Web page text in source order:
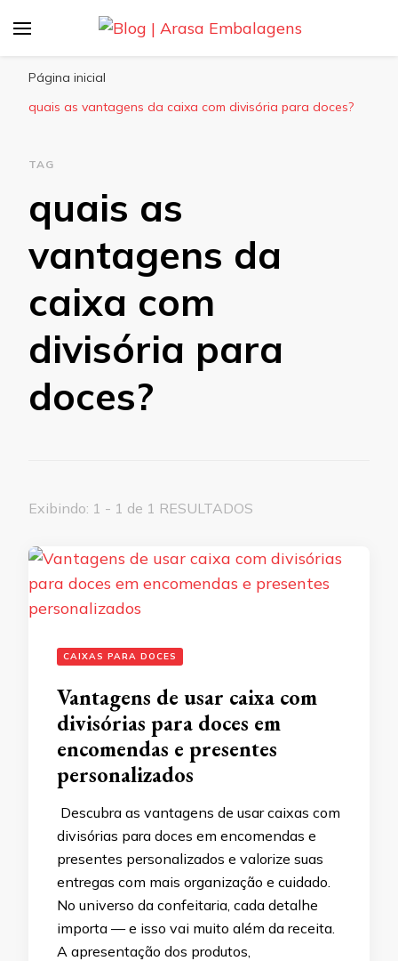
pizzas, doces e salgados. Tudo para seu
comércio com a qualidade Arasa. Leia nossos
Página inicial
quais as vantagens da caixa com divisória para doces?
TAG
quais as
vantagens da
caixa com
divisória para
doces?
Exibindo: 1 - 1 de 1 RESULTADOS
CAIXAS PARA DOCES
Vantagens de usar caixa com
divisórias para doces em
encomendas e presentes
personalizados
Descubra as vantagens de usar caixas com
divisórias para doces em encomendas e
presentes personalizados e valorize suas
entregas com mais organização e cuidado.
No universo da confeitaria, cada detalhe
importa — e isso vai muito além da receita.
A apresentação dos produtos,